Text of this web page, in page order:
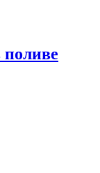
поливе